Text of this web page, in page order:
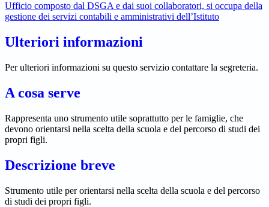
Ufficio composto dal DSGA e dai suoi collaboratori, si occupa della
gestione dei servizi contabili e amministrativi dell’Istituto
Ulteriori informazioni
Per ulteriori informazioni su questo servizio contattare la segreteria.
A cosa serve
Rappresenta uno strumento utile soprattutto per le famiglie, che
devono orientarsi nella scelta della scuola e del percorso di studi dei
propri figli.
Descrizione breve
Strumento utile per orientarsi nella scelta della scuola e del percorso
di studi dei propri figli.